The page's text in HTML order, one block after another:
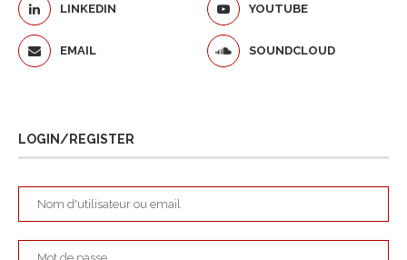
LINKEDIN YOUTUBE
EMAIL SOUNDCLOUD
LOGIN/REGISTER